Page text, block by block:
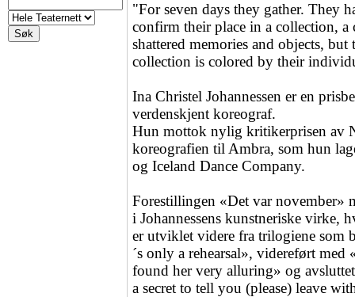
"For seven days they gather. They
confirm their place in a collection, a
shattered memories and objects,
collection is colored by their
Ina Christel Johannessen er en
verdenskjent koreograf.
Hun mottok nylig kritikerprisen av
koreografien til Ambra, som hun
og Iceland Dance Company.
Forestillingen «Det var november»
i Johannessens kunstneriske virke,
er utviklet videre fra trilogiene som
´s only a rehearsal», videreført
found her very alluring» og
a secret to tell you (please) leave